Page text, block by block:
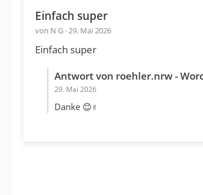
Einfach super
von N G · 29. Mai 2026
Einfach super
Antwort von roehler.nrw -
29. Mai 2026
Danke 😊✌️